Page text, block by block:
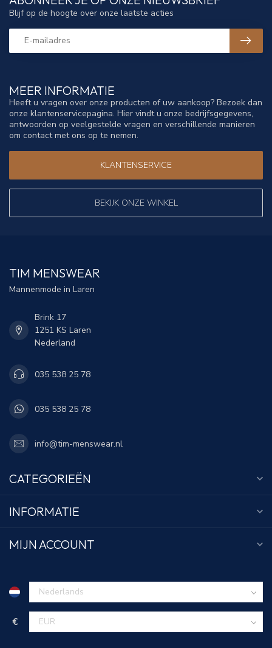
MEER INFORMATIE
Heeft u vragen over onze producten of uw aankoop? Bezoek dan
onze klantenservicepagina. Hier vindt u onze bedrijfsgegevens,
antwoorden op veelgestelde vragen en verschillende manieren
om contact met ons op te nemen.
KLANTENSERVICE
BEKIJK ONZE WINKEL
Blijf op de hoogte over onze laatste acties
TIM MENSWEAR
Mannenmode in Laren
Brink 17
1251 KS Laren
Nederland
035 538 25 78
035 538 25 78
info@tim-menswear.nl
CATEGORIEËN
INFORMATIE
MIJN ACCOUNT
€